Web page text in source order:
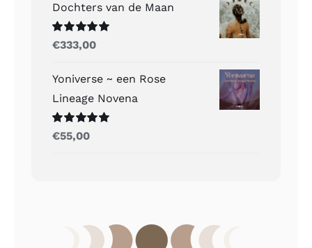
Dochters van de Maan
Gewaardeerd
uit 5
€333,00
Yoniverse ~ een Rose
Lineage Novena
Gewaardeerd
uit 5
€55,00